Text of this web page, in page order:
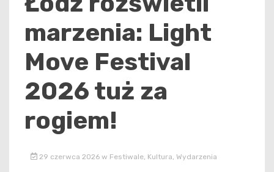
marzenia: Light
Move Festival
2026 tuż za
rogiem!
29 czerwca 2026 w Festiwale, Kultura Wydarzenia